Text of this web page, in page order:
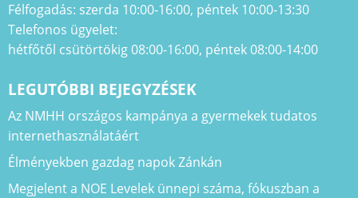
Félfogadás: szerda 10:00-16:00, péntek 10:00-13:30
Telefonos ügyelet:
hétfőtől csütörtökig 08:00-16:00, péntek 08:00-14:00
LEGUTÓBBI BEJEGYZÉSEK
Az NMHH országos kampánya a gyermekek tudatos
internethasználatáért
Élményekben gazdag napok Zánkán
Megjelent a NOE Levelek ünnepi száma, fókuszban a